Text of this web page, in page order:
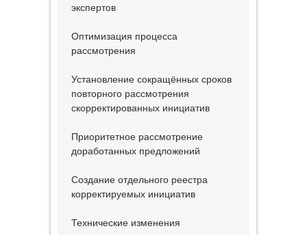
экспертов
Оптимизация процесса
рассмотрения
Установление сокращённых сроков
повторного рассмотрения
скорректированных инициатив
Приоритетное рассмотрение
доработанных предложений
Создание отдельного реестра
корректируемых инициатив
Технические изменения